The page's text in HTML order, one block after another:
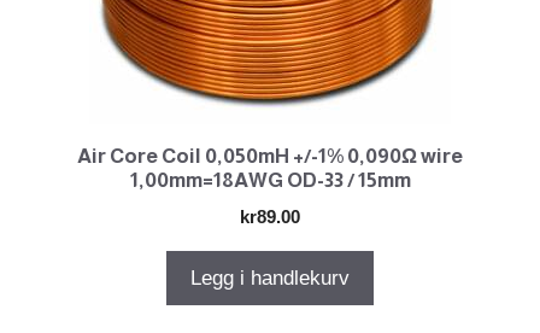
Air Core Coil 0,050mH +/-1% 0,090Ω wire
1,00mm=18AWG OD-33 / 15mm
kr89.00
Legg i handlekurv